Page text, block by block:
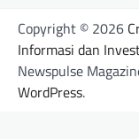
Copyright © 2026
Informasi dan
Newspulse
WordPress.